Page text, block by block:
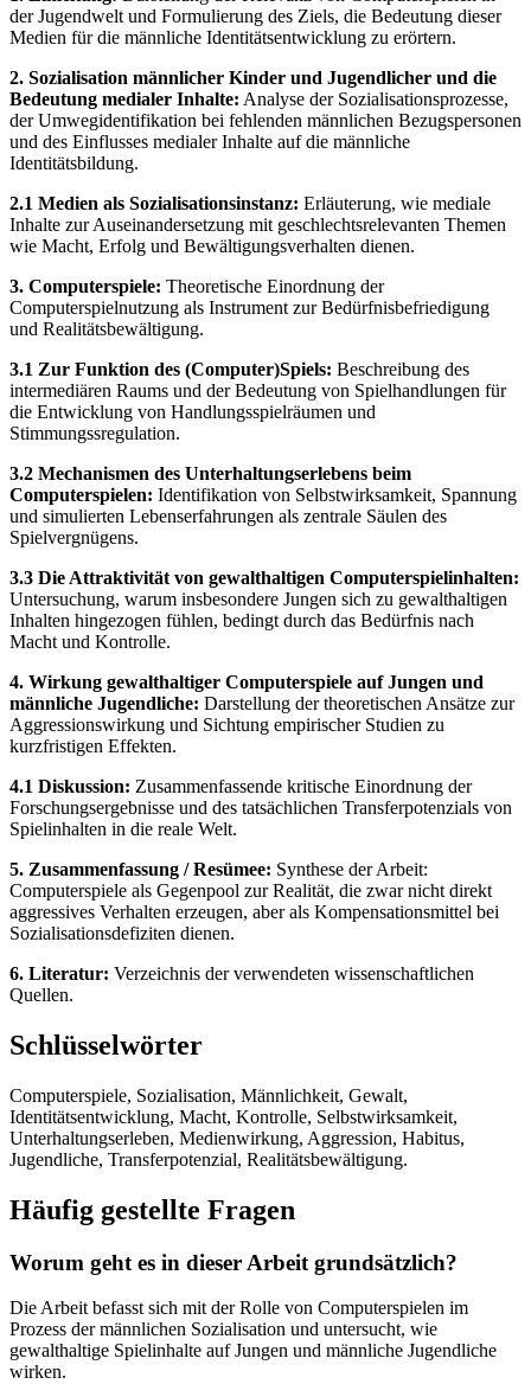
der Jugendwelt und Formulierung des Ziels, die Bedeutung dieser
Medien für die männliche Identitätsentwicklung zu erörtern.
2. Sozialisation männlicher Kinder und Jugendlicher und die
Bedeutung medialer Inhalte: Analyse der Sozialisationsprozesse,
der Umwegidentifikation bei fehlenden männlichen Bezugspersonen
und des Einflusses medialer Inhalte auf die männliche
Identitätsbildung.
2.1 Medien als Sozialisationsinstanz: Erläuterung, wie mediale
Inhalte zur Auseinandersetzung mit geschlechtsrelevanten Themen
wie Macht, Erfolg und Bewältigungsverhalten dienen.
3. Computerspiele: Theoretische Einordnung der
Computerspielnutzung als Instrument zur Bedürfnisbefriedigung
und Realitätsbewältigung.
3.1 Zur Funktion des (Computer)Spiels: Beschreibung des
intermediären Raums und der Bedeutung von Spielhandlungen für
die Entwicklung von Handlungsspielräumen und
Stimmungssregulation.
3.2 Mechanismen des Unterhaltungserlebens beim
Computerspielen: Identifikation von Selbstwirksamkeit, Spannung
und simulierten Lebenserfahrungen als zentrale Säulen des
Spielvergnügens.
3.3 Die Attraktivität von gewalthaltigen Computerspielinhalten:
Untersuchung, warum insbesondere Jungen sich zu gewalthaltigen
Inhalten hingezogen fühlen, bedingt durch das Bedürfnis nach
Macht und Kontrolle.
4. Wirkung gewalthaltiger Computerspiele auf Jungen und
männliche Jugendliche: Darstellung der theoretischen Ansätze zur
Aggressionswirkung und Sichtung empirischer Studien zu
kurzfristigen Effekten.
4.1 Diskussion: Zusammenfassende kritische Einordnung der
Forschungsergebnisse und des tatsächlichen Transferpotenzials von
Spielinhalten in die reale Welt.
5. Zusammenfassung / Resümee: Synthese der Arbeit:
Computerspiele als Gegenpool zur Realität, die zwar nicht direkt
aggressives Verhalten erzeugen, aber als Kompensationsmittel bei
Sozialisationsdefiziten dienen.
6. Literatur: Verzeichnis der verwendeten wissenschaftlichen
Quellen.
Schlüsselwörter
Computerspiele, Sozialisation, Männlichkeit, Gewalt,
Identitätsentwicklung, Macht, Kontrolle, Selbstwirksamkeit,
Unterhaltungserleben, Medienwirkung, Aggression, Habitus,
Jugendliche, Transferpotenzial, Realitätsbewältigung.
Häufig gestellte Fragen
Worum geht es in dieser Arbeit grundsätzlich?
Die Arbeit befasst sich mit der Rolle von Computerspielen im
Prozess der männlichen Sozialisation und untersucht, wie
gewalthaltige Spielinhalte auf Jungen und männliche Jugendliche
wirken.